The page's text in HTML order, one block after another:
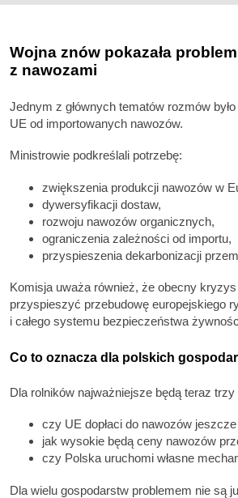
Wojna znów pokazała
z nawozami
Jednym z głównych tematów rozmów
UE od importowanych nawozów.
Ministrowie podkreślali potrzebę:
zwiększenia produkcji nawozów w
dywersyfikacji dostaw,
rozwoju nawozów organicznych,
ograniczenia zależności od importu,
przyspieszenia dekarbonizacji
Komisja uważa również, że obecny
przyspieszyć przebudowę europejskiego
i całego systemu bezpieczeństwa
Co to oznacza dla polskich
Dla rolników najważniejsze będą teraz trzy
czy UE dopłaci do nawozów
jak wysokie będą ceny nawozów
czy Polska uruchomi własne
Dla wielu gospodarstw problemem nie są